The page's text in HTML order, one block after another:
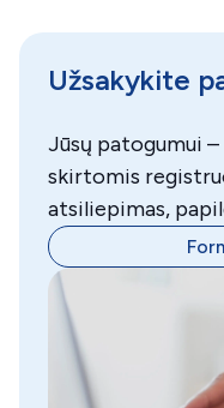
Užsakykite
Jūsų patogumui
skirtomis
atsiliepimas,